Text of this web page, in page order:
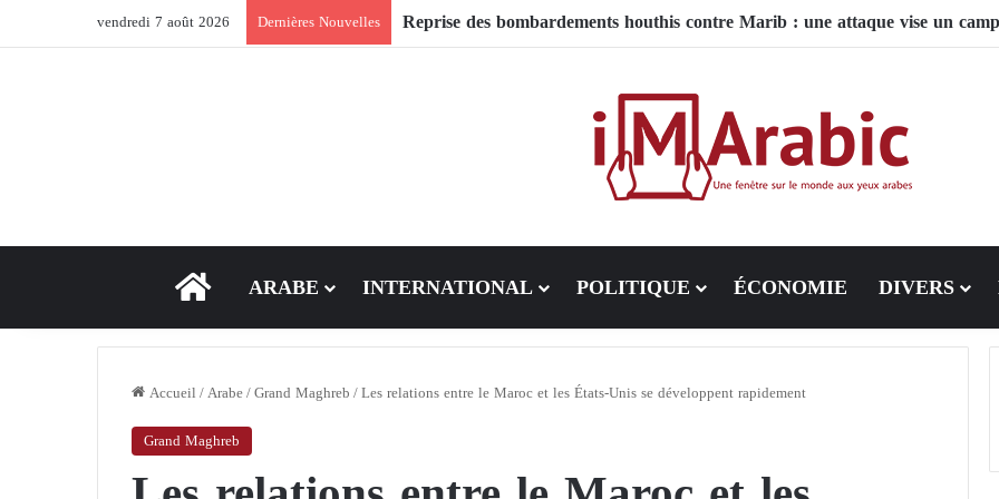
vendredi 7 août 2026 Dernières Nouvelles
ACCEUIL
ARABE INTERNATIONAL POLITIQUE ÉCONOMIE DIVERS
Accueil/Arabe/Grand Maghreb/Les relations entre le Maroc et les États-Unis se développent rapidement
Grand Maghreb